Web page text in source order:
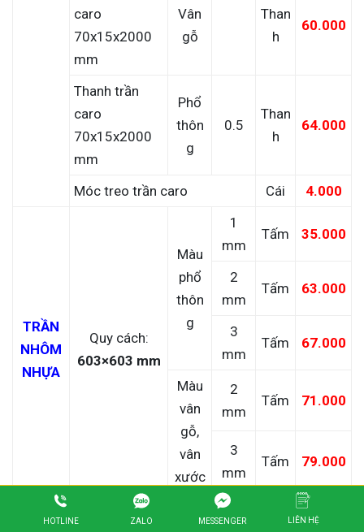
caro
70x15x2000
mm
Vân
gỗ
Than
h
60.000
Thanh trần
caro
70x15x2000
mm
Phổ
thôn
g
0.5
Than
h
64.000
Móc treo trần caro Cái 4.000
TRẦN
NHÔM
NHỰA
Quy cách:
603×603 mm
Màu
phổ
thôn
g
1
mm
Tấm 35.000
2
mm
Tấm 63.000
3
mm
Tấm 67.000
Màu
vân
gỗ,
vân
xước
2
mm
Tấm 71.000
3
mm
Tấm 79.000
Thanh trần
Than
HOTLINE ZALO MESSENGER LIÊN HỆ